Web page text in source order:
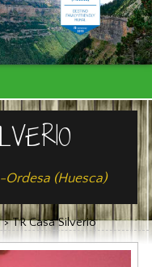
Ordesa (Huesca)
>TR Casa Silverio